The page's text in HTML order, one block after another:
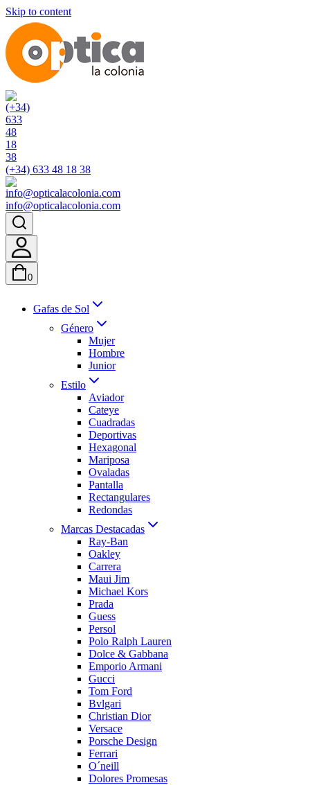
Skip to content
(+34) 633 48 18 38
info@opticalacolonia.com
0
Gafas de Sol
Género
Mujer
Hombre
Junior
Estilo
Aviador
Cateye
Cuadradas
Deportivas
Hexagonal
Mariposa
Ovaladas
Pantalla
Rectangulares
Redondas
Marcas Destacadas
Ray-Ban
Oakley
Carrera
Maui Jim
Michael Kors
Prada
Guess
Persol
Polo Ralph Lauren
Dolce & Gabbana
Emporio Armani
Gucci
Tom Ford
Bvlgari
Christian Dior
Versace
Porsche Design
Ferrari
O´neill
Dolores Promesas